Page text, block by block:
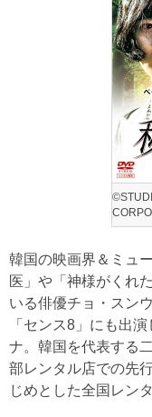
韓国の映画界＆ミュ
医」や「神様がくれ
いる俳優チョ・スン
「センス8」にも出
ナ。韓国を代表する
部レンタル店での先
じめとした全国レン